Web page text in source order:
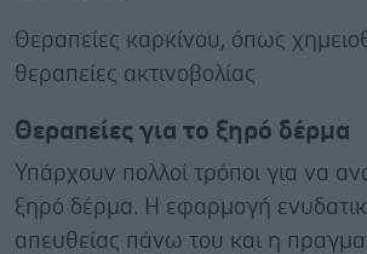
Θεραπείες καρκίνου, όπως
θεραπείες ακτινοβολίας
Θεραπείες για το ξηρό δέρμα
Υπάρχουν πολλοί τρόποι για να
ξηρό δέρμα. Η εφαρμογή
απευθείας πάνω του και η